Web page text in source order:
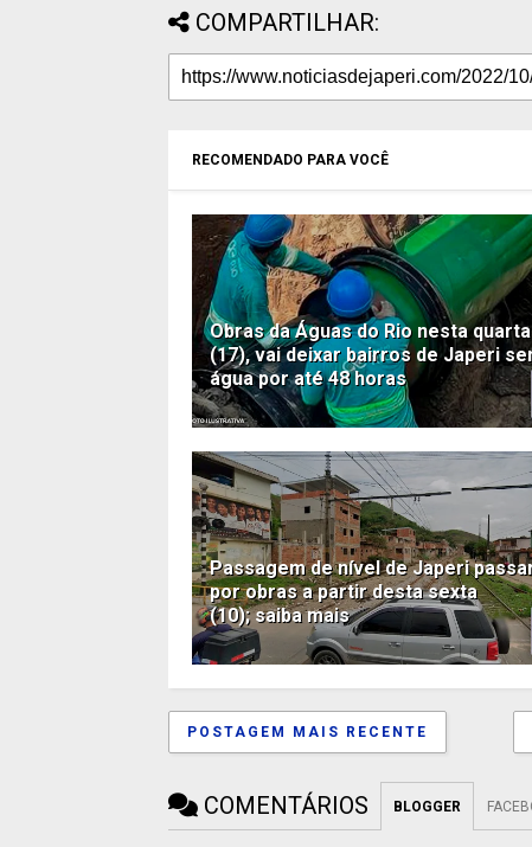
COMPARTILHAR:
RECOMENDADO PARA VOCÊ
Obras da Águas do Rio nesta quarta
(17), vai deixar bairros de Japeri
água por até 48 horas
Passagem de nível de Japeri
por obras a partir desta sexta
(10); saiba mais
POSTAGEM MAIS RECENTE
COMENTÁRIOS BLOGGER